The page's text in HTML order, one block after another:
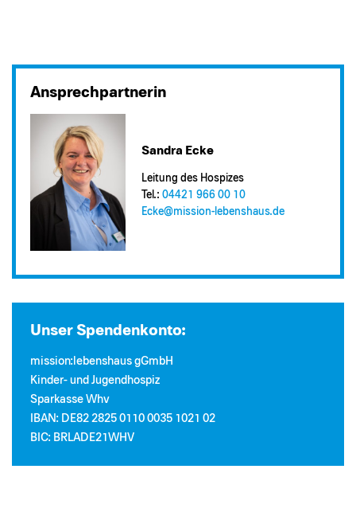
Ansprechpartnerin
Sandra Ecke
Leitung des Hospizes
Tel.: 04421 966 00 10
Ecke@​mission-lebenshaus.de
Unser Spendenkonto:
mission:lebenshaus gGmbH
Kinder- und Jugendhospiz
Sparkasse Whv
IBAN: DE82 2825 0110 0035 1021 02
BIC: BRLADE21WHV